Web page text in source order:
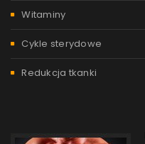
Witaminy
Cykle sterydowe
Redukcja tkanki